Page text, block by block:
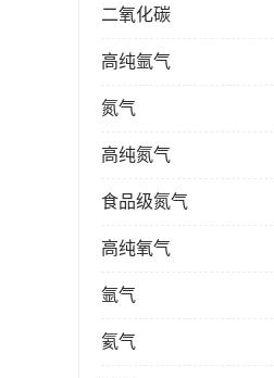
二氧化碳
高纯氩气
氮气
高纯氮气
食品级氮气
高纯氧气
氩气
氦气